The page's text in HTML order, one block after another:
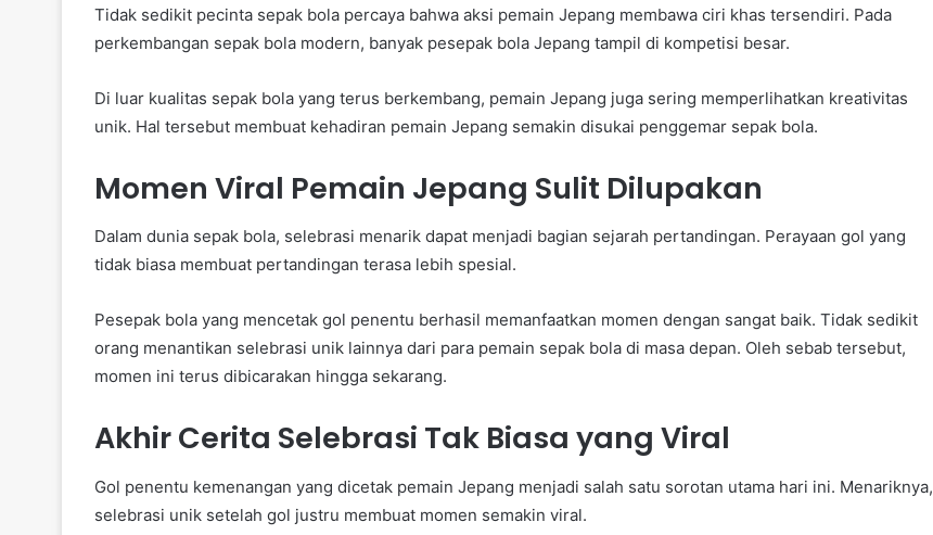
Tidak sedikit pecinta sepak bola percaya bahwa aksi pemain Jepang membawa ciri khas tersendiri. Pada
perkembangan sepak bola modern, banyak pesepak bola Jepang tampil di kompetisi besar.
Di luar kualitas sepak bola yang terus berkembang, pemain Jepang juga sering memperlihatkan kreativitas
unik. Hal tersebut membuat kehadiran pemain Jepang semakin disukai penggemar sepak bola.
Momen Viral Pemain Jepang Sulit Dilupakan
Dalam dunia sepak bola, selebrasi menarik dapat menjadi bagian sejarah pertandingan. Perayaan gol yang
tidak biasa membuat pertandingan terasa lebih spesial.
Pesepak bola yang mencetak gol penentu berhasil memanfaatkan momen dengan sangat baik. Tidak sedikit
orang menantikan selebrasi unik lainnya dari para pemain sepak bola di masa depan. Oleh sebab tersebut,
momen ini terus dibicarakan hingga sekarang.
Akhir Cerita Selebrasi Tak Biasa yang Viral
Gol penentu kemenangan yang dicetak pemain Jepang menjadi salah satu sorotan utama hari ini. Menariknya,
selebrasi unik setelah gol justru membuat momen semakin viral.